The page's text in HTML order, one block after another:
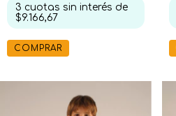
3 cuotas sin interés de
$9.166,67
COMPRAR